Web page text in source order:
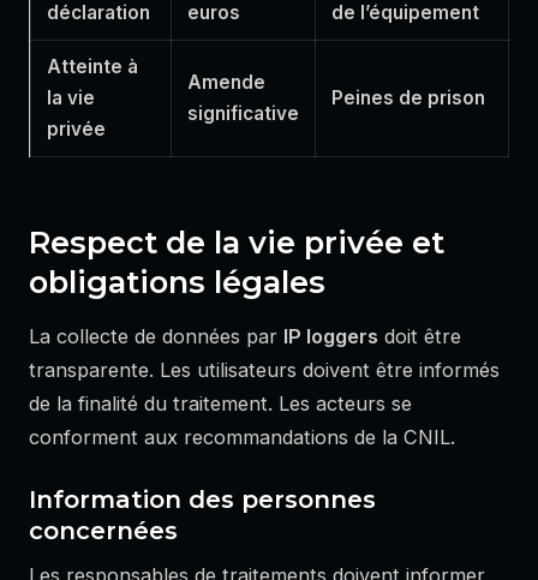
déclaration
euros
de l’équipement
Atteinte à
la vie
privée
Amende
significative
Peines de prison
Respect de la vie privée et
obligations légales
La collecte de données par IP loggers doit être
transparente. Les utilisateurs doivent être informés
de la finalité du traitement. Les acteurs se
conforment aux recommandations de la CNIL.
Information des personnes
concernées
Les responsables de traitements doivent informer